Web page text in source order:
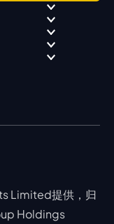
Limited提供，归
Holdings